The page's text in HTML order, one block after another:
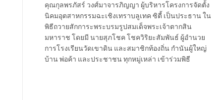
คุณกุลพรภัสร์ วงศ์มาจารภิญญา ผู้บริหารโครงการจัดตั้ง
นิคมอุตสาหกรรมฉะเชิงเทราบลูเทค ซิตี้ เป็นประธาน ใน
พิธีถวายสักการะพระบรมรูปสมเด็จพระเจ้าตากสิน
มหาราช โดยมี นายสุภโชค โชควิริยะสัมพันธ์ ผู้อำนวย
การโรงเรียนวัดเขาดิน และสมาชิกท้องถิ่น กำนันผู้ใหญ่
บ้าน พ่อค้า และประชาชน ทุกหมู่เหล่า เข้าร่วมพิธี